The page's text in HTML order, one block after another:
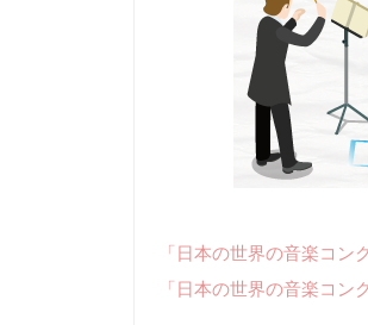
「日本の世界の音楽コン
「日本の世界の音楽コン